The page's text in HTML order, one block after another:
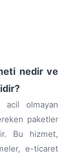
nedir ve
acil olmayan
paketler
Bu hizmet,
e-ticaret